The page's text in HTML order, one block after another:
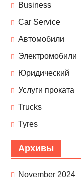
Business
Car Service
Автомобили
Электромобили
Юридический
Услуги проката
Trucks
Tyres
Архивы
November 2024